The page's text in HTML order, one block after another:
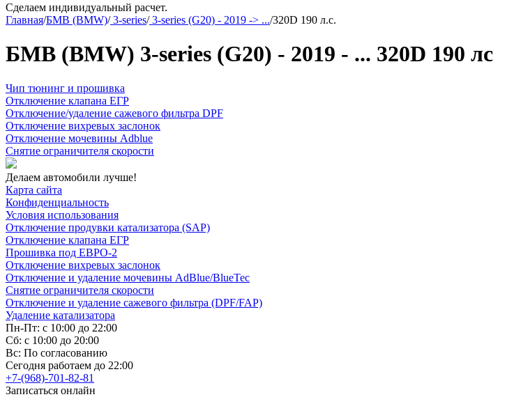
Сделаем индивидуальный расчет.
Главная/БМВ (BMW)/3-series/3-series (G20) - 2019 -> .../320D 190 л.с.
БМВ (BMW) 3-series (G20) - 2019 - ... 320D 190 лс
Чип тюнинг и прошивка
Отключение клапана ЕГР
Отключение/удаление сажевого фильтра DPF
Отключение вихревых заслонок
Отключение мочевины Adblue
Снятие ограничителя скорости
Делаем автомобили лучше!
Карта сайта
Конфиденциальность
Условия использования
Отключение продувки катализатора (SAP)
Отключение клапана ЕГР
Прошивка под ЕВРО-2
Отключение вихревых заслонок
Отключение и удаление мочевины AdBlue/BlueTec
Снятие ограничителя скорости
Отключение и удаление сажевого фильтра (DPF/FAP)
Удаление катализатора
Пн-Пт: с 10:00 до 22:00
Сб: с 10:00 до 20:00
Вс: По согласованию
Сегодня работаем до 22:00
+7-(968)-701-82-81
Записаться онлайн